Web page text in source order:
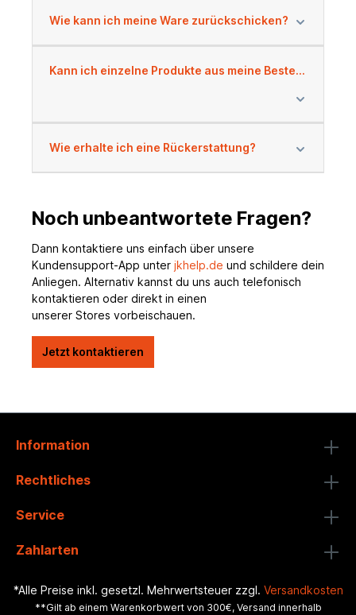
Wie kann ich meine Ware zurückschicken?
Kann ich einzelne Produkte aus meine Bestellung zurückschicken?
Wie erhalte ich eine Rückerstattung?
Noch unbeantwortete Fragen?
Dann kontaktiere uns einfach über unsere
Kundensupport-App unter jkhelp.de und schildere dein
Anliegen. Alternativ kannst du uns auch telefonisch
kontaktieren oder direkt in einen
unserer Stores vorbeischauen.
Jetzt kontaktieren
Information
Rechtliches
Service
Zahlarten
*Alle Preise inkl. gesetzl. Mehrwertsteuer zzgl. Versandkosten
**Gilt ab einem Warenkorbwert von 300€, Versand innerhalb